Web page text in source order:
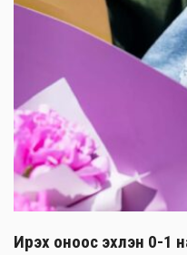
Ирэх оноос эхлэн 0-1